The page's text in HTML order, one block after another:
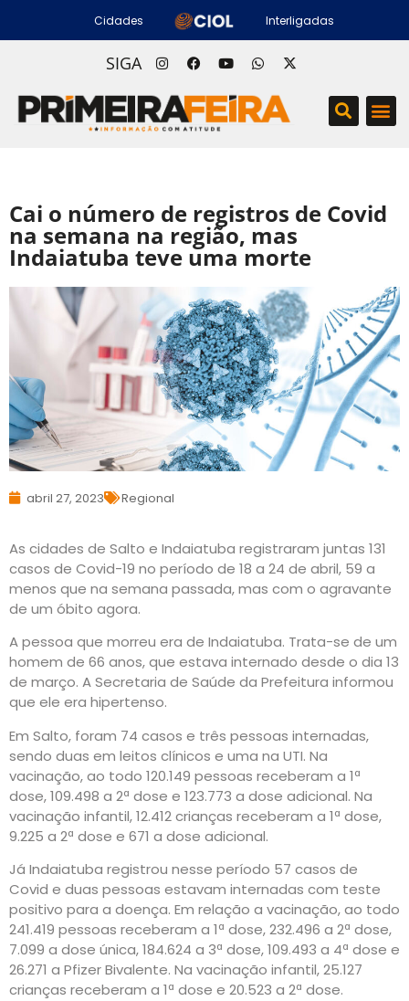
Cidades Interligadas
SIGA
Cai o número de registros de Covid
na semana na região, mas
Indaiatuba teve uma morte
abril 27, 2023 Regional
As cidades de Salto e Indaiatuba registraram juntas 131
casos de Covid-19 no período de 18 a 24 de abril, 59 a
menos que na semana passada, mas com o agravante
de um óbito agora.
A pessoa que morreu era de Indaiatuba. Trata-se de um
homem de 66 anos, que estava internado desde o dia 13
de março. A Secretaria de Saúde da Prefeitura informou
que ele era hipertenso.
Em Salto, foram 74 casos e três pessoas internadas,
sendo duas em leitos clínicos e uma na UTI. Na
vacinação, ao todo 120.149 pessoas receberam a 1ª
dose, 109.498 a 2ª dose e 123.773 a dose adicional. Na
vacinação infantil, 12.412 crianças receberam a 1ª dose,
9.225 a 2ª dose e 671 a dose adicional.
Já Indaiatuba registrou nesse período 57 casos de
Covid e duas pessoas estavam internadas com teste
positivo para a doença. Em relação a vacinação, ao todo
241.419 pessoas receberam a 1ª dose, 232.496 a 2ª dose,
7.099 a dose única, 184.624 a 3ª dose, 109.493 a 4ª dose e
26.271 a Pfizer Bivalente. Na vacinação infantil, 25.127
crianças receberam a 1ª dose e 20.523 a 2ª dose.